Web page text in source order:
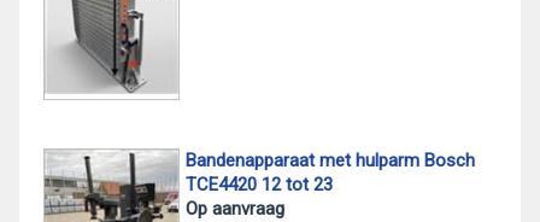
Bandenapparaat met hulparm Bosch
TCE4420 12 tot 23
Op aanvraag